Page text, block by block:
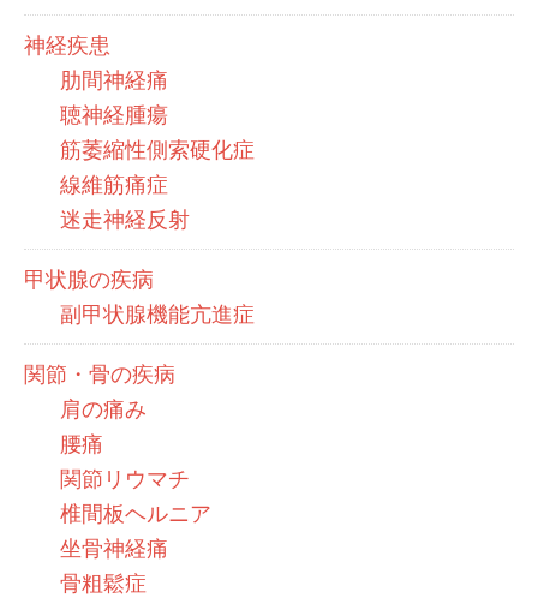
神経疾患
肋間神経痛
聴神経腫瘍
筋萎縮性側索硬化症
線維筋痛症
迷走神経反射
甲状腺の疾病
副甲状腺機能亢進症
関節・骨の疾病
肩の痛み
腰痛
関節リウマチ
椎間板ヘルニア
坐骨神経痛
骨粗鬆症